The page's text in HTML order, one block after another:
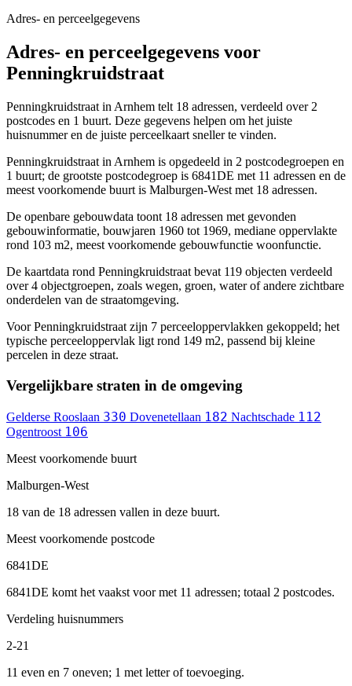
Adres- en perceelgegevens
Adres- en perceelgegevens voor
Penningkruidstraat
Penningkruidstraat in Arnhem telt 18 adressen, verdeeld over 2
postcodes en 1 buurt. Deze gegevens helpen om het juiste
huisnummer en de juiste perceelkaart sneller te vinden.
Penningkruidstraat in Arnhem is opgedeeld in 2 postcodegroepen en
1 buurt; de grootste postcodegroep is 6841DE met 11 adressen en de
meest voorkomende buurt is Malburgen-West met 18 adressen.
De openbare gebouwdata toont 18 adressen met gevonden
gebouwinformatie, bouwjaren 1960 tot 1969, mediane oppervlakte
rond 103 m2, meest voorkomende gebouwfunctie woonfunctie.
De kaartdata rond Penningkruidstraat bevat 119 objecten verdeeld
over 4 objectgroepen, zoals wegen, groen, water of andere zichtbare
onderdelen van de straatomgeving.
Voor Penningkruidstraat zijn 7 perceeloppervlakken gekoppeld; het
typische perceeloppervlak ligt rond 149 m2, passend bij kleine
percelen in deze straat.
Vergelijkbare straten in de omgeving
Gelderse Rooslaan 330 Dovenetellaan 182 Nachtschade 112
Ogentroost 106
Meest voorkomende buurt
Malburgen-West
18 van de 18 adressen vallen in deze buurt.
Meest voorkomende postcode
6841DE
6841DE komt het vaakst voor met 11 adressen; totaal 2 postcodes.
Verdeling huisnummers
2-21
11 even en 7 oneven; 1 met letter of toevoeging.